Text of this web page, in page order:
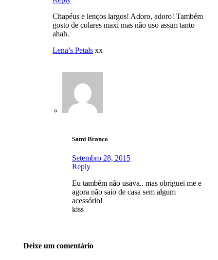
Chapéus e lenços largos! Adoro, adoro! Também
gosto de colares maxi mas não uso assim tanto
ahah.
Lena’s Petals xx
Sami Branco
Setembro 28, 2015
Reply
Eu também não usava.. mas obriguei me e
agora não saio de casa sem algum
acessório!
kiss
Deixe um comentário